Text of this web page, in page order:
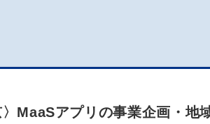
MaaSアプリの事業企画・地